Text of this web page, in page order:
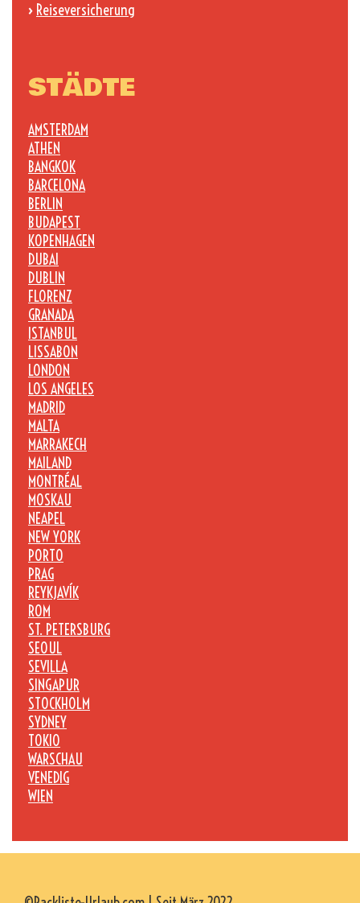
› Reiseversicherung
STÄDTE
AMSTERDAM
ATHEN
BANGKOK
BARCELONA
BERLIN
BUDAPEST
KOPENHAGEN
DUBAI
DUBLIN
FLORENZ
GRANADA
ISTANBUL
LISSABON
LONDON
LOS ANGELES
MADRID
MALTA
MARRAKECH
MAILAND
MONTRÉAL
MOSKAU
NEAPEL
NEW YORK
PORTO
PRAG
REYKJAVÍK
ROM
ST. PETERSBURG
SEOUL
SEVILLA
SINGAPUR
STOCKHOLM
SYDNEY
TOKIO
WARSCHAU
VENEDIG
WIEN